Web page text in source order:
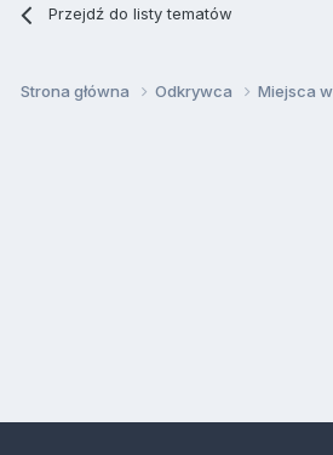
Przejdź do listy tematów
Strona główna Odkrywca Miejsca